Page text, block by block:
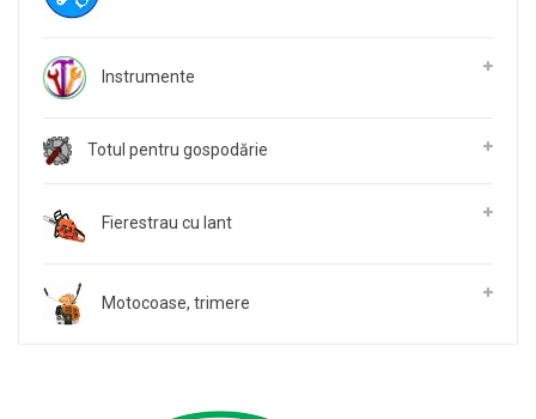
Instrumente
Totul pentru gospodărie
Fierestrau cu lant
Motocoase, trimere